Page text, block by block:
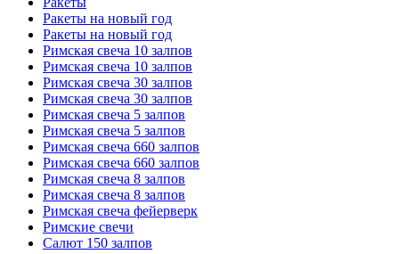
Ракеты на новый год
Ракеты на новый год
Римская свеча 10 залпов
Римская свеча 10 залпов
Римская свеча 30 залпов
Римская свеча 30 залпов
Римская свеча 5 залпов
Римская свеча 5 залпов
Римская свеча 660 залпов
Римская свеча 660 залпов
Римская свеча 8 залпов
Римская свеча 8 залпов
Римская свеча фейерверк
Римские свечи
Салют 150 залпов